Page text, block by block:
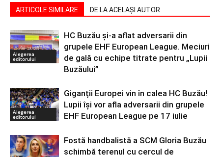
ARTICOLE SIMILARE DE LA ACELAȘI AUTOR
Alegerea
editorului
HC Buzău și-a aflat adversarii din
grupele EHF European League. Meciuri
de gală cu echipe titrate pentru „Lupii
Buzăului”
Alegerea
editorului
Giganții Europei vin în calea HC Buzău!
Lupii își vor afla adversarii din grupele
EHF European League pe 17 iulie
Fostă handbalistă a SCM Gloria Buzău
schimbă terenul cu cercul de